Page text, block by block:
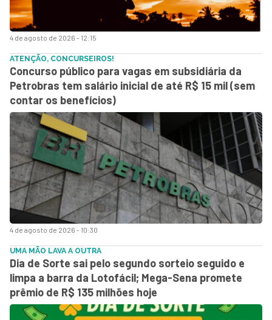
4 de agosto de 2026 - 12:15
4 de agosto de 2026 - 10:30
ATENÇÃO, CONCURSEIROS!
Concurso público para vagas em subsidiária da
Petrobras tem salário inicial de até R$ 15 mil (sem
contar os benefícios)
UMA MÃO LAVA A OUTRA
Dia de Sorte sai pelo segundo sorteio seguido e
limpa a barra da Lotofácil; Mega-Sena promete
prêmio de R$ 135 milhões hoje